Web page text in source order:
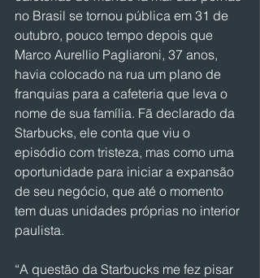
no Brasil se tornou pública em 31 de
outubro, pouco tempo depois que
Marco Aurellio Pagliaroni, 37 anos,
havia colocado na rua um plano de
franquias para a cafeteria que leva o
nome de sua família. Fã declarado da
Starbucks, ele conta que viu o
episódio com tristeza, mas como uma
oportunidade para iniciar a expansão
de seu negócio, que até o momento
tem duas unidades próprias no interior
paulista.
“A questão da Starbucks me fez pisar